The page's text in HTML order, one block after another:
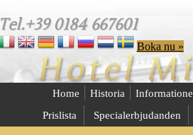
Tel.+39 0184 667601
Boka nu »
Home Historia
Prislista Specialerbjudanden